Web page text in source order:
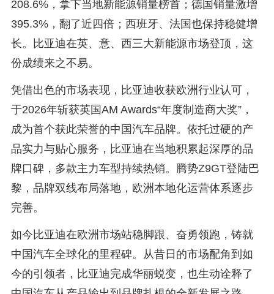
208.6%，拿下当地新能源销量榜首；德国销量激增
395.3%，翻了近四倍；西班牙、法国也保持稳健增
长。比亚迪在英、意、西三大新能源市场登顶，这
份成绩来之不易。
凭借出色的市场表现，比亚迪收获欧洲行业认可，
于2026年斩获英国AM Awards“年度制造商大奖”，
成为首个获此荣誉的中国汽车品牌。依托过硬的产
品实力与贴心服务，比亚迪在当地积累起深厚的品
牌口碑，多款主力车型持续热销。腾势Z9GT登陆巴
黎，品牌双线布局落地，欧洲本地化运营体系逐步
完善。
如今比亚迪在欧洲市场站稳脚跟、奋勇领跑，铸就
中国汽车全球化的里程碑。从昔日的市场配角到如
今的引领者，比亚迪完成华丽蜕变，也生动诠释了